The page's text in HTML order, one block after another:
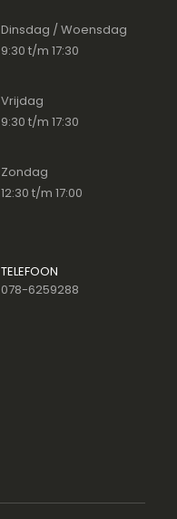
Dinsdag / Woensdag
9:30 t/m 17:30
Vrijdag
9:30 t/m 17:30
Zondag
12:30 t/m 17:00
TELEFOON
078-6259288